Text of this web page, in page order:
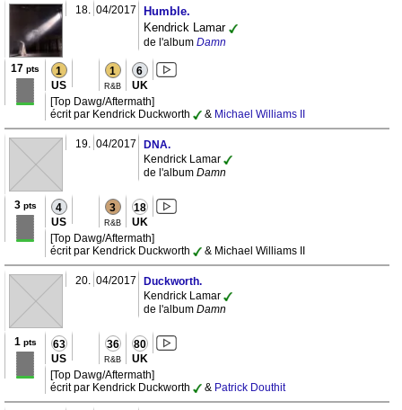
18. 04/2017
Humble.
Kendrick Lamar
de l'album Damn
17 pts 1
US
1
R&B
6
UK
[Top Dawg/Aftermath]
écrit par Kendrick Duckworth
& Michael Williams II
19. 04/2017
DNA.
Kendrick Lamar
de l'album Damn
3pts 4
US
3
R&B
18
UK
[Top Dawg/Aftermath]
écrit par Kendrick Duckworth
& Michael Williams II
20. 04/2017
Duckworth.
Kendrick Lamar
de l'album Damn
1 pts 63
US
36
R&B
80
UK
[Top Dawg/Aftermath]
écrit par Kendrick Duckworth
& Patrick Douthit